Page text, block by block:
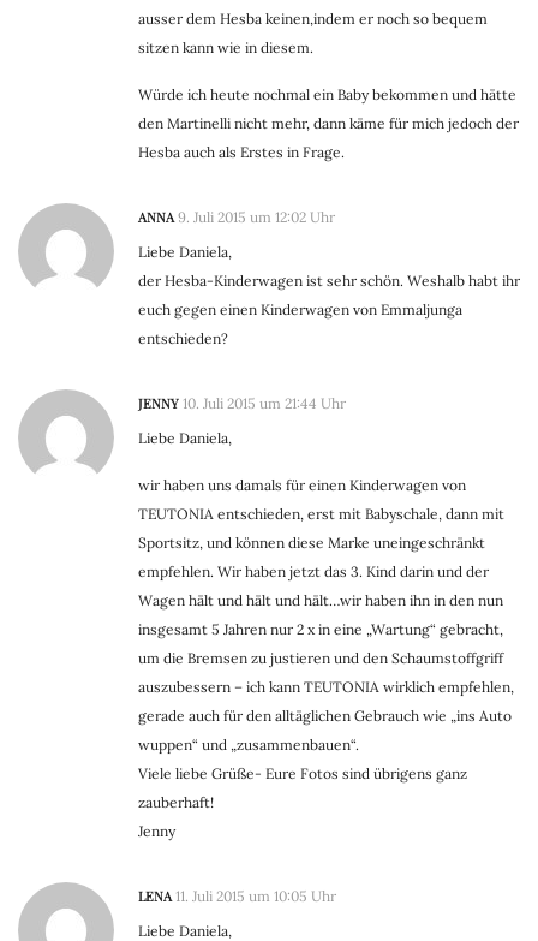
ausser dem Hesba keinen,indem er noch so bequem
sitzen kann wie in diesem.
Würde ich heute nochmal ein Baby bekommen und hätte
den Martinelli nicht mehr, dann käme für mich jedoch der
Hesba auch als Erstes in Frage.
ANNA 9. Juli 2015 um 12:02 Uhr
Liebe Daniela,
der Hesba-Kinderwagen ist sehr schön. Weshalb habt ihr
euch gegen einen Kinderwagen von Emmaljunga
entschieden?
JENNY 10. Juli 2015 um 21:44 Uhr
Liebe Daniela,
wir haben uns damals für einen Kinderwagen von
TEUTONIA entschieden, erst mit Babyschale, dann mit
Sportsitz, und können diese Marke uneingeschränkt
empfehlen. Wir haben jetzt das 3. Kind darin und der
Wagen hält und hält und hält…wir haben ihn in den nun
insgesamt 5 Jahren nur 2 x in eine „Wartung“ gebracht,
um die Bremsen zu justieren und den Schaumstoffgriff
auszubessern – ich kann TEUTONIA wirklich empfehlen,
gerade auch für den alltäglichen Gebrauch wie „ins Auto
wuppen“ und „zusammenbauen“.
Viele liebe Grüße- Eure Fotos sind übrigens ganz
zauberhaft!
Jenny
LENA 11. Juli 2015 um 10:05 Uhr
Liebe Daniela,